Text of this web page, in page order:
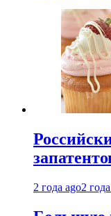
2 года ago2